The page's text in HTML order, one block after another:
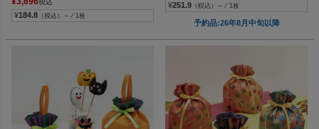
税込
¥184.8 （税込）～ ⁄ 1枚
¥251.9 （税込）～ ⁄ 1枚
予約品:26年8月中旬以降